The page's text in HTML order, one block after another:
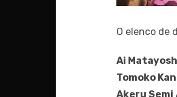
O elenco de
Ai
Tomoko
Akeru Semi